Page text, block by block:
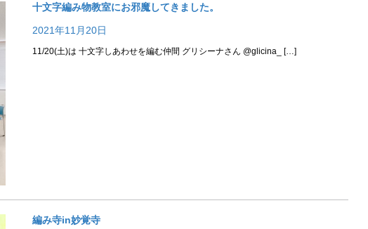
十文字編み物教室にお邪魔してきました。
2021年11月20日
11/20(土)は 十文字しあわせを編む仲間 グリシーナさん @glicina_ […]
編み寺in妙覚寺